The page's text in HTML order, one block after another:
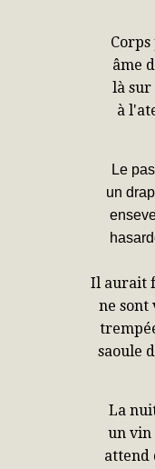
âme
là sur
à
Le
un
Il aurait
ne sont
saoule
La
un vin
attend